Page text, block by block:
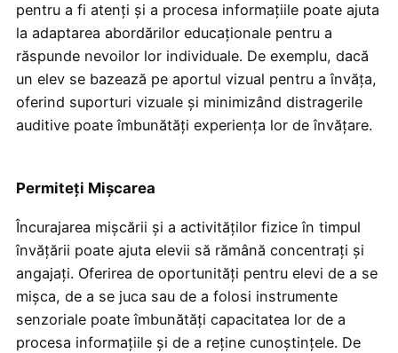
pentru a fi atenți și a procesa informațiile poate ajuta
la adaptarea abordărilor educaționale pentru a
răspunde nevoilor lor individuale. De exemplu, dacă
un elev se bazează pe aportul vizual pentru a învăța,
oferind suporturi vizuale și minimizând distragerile
auditive poate îmbunătăți experiența lor de învățare.
Permiteți Mișcarea
Încurajarea mișcării și a activităților fizice în timpul
învățării poate ajuta elevii să rămână concentrați și
angajați. Oferirea de oportunități pentru elevi de a se
mișca, de a se juca sau de a folosi instrumente
senzoriale poate îmbunătăți capacitatea lor de a
procesa informațiile și de a reține cunoștințele. De